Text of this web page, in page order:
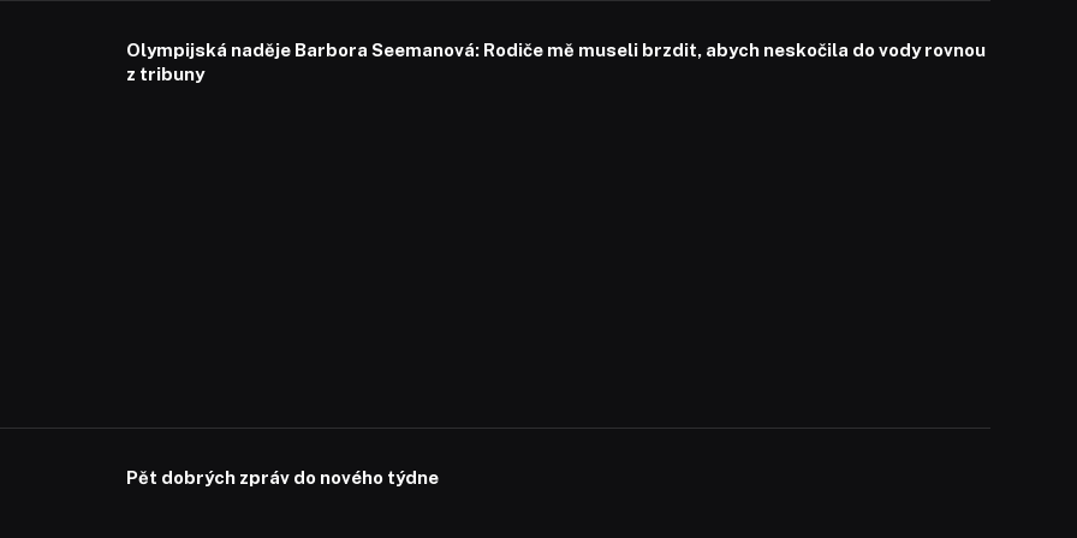
Olympijská naděje Barbora Seemanová: Rodiče mě museli brzdit, abych neskočila do vody rovnou
z tribuny
Pět dobrých zpráv do nového týdne